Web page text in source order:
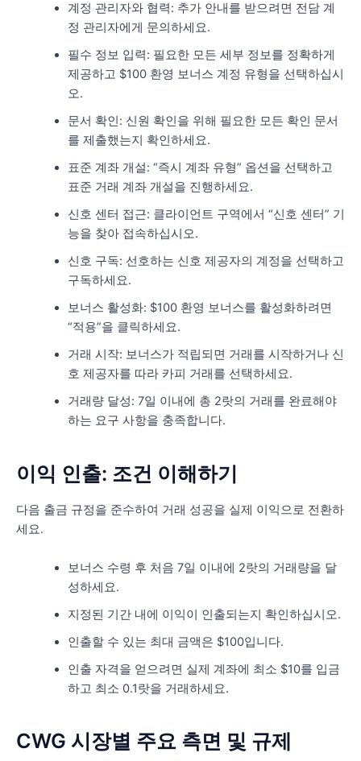
계정 관리자와 협력: 추가 안내를 받으려면 전담 계
정 관리자에게 문의하세요.
필수 정보 입력: 필요한 모든 세부 정보를 정확하게
제공하고 $100 환영 보너스 계정 유형을 선택하십시
오.
문서 확인: 신원 확인을 위해 필요한 모든 확인 문서
를 제출했는지 확인하세요.
표준 계좌 개설: “즉시 계좌 유형” 옵션을 선택하고
표준 거래 계좌 개설을 진행하세요.
신호 센터 접근: 클라이언트 구역에서 “신호 센터” 기
능을 찾아 접속하십시오.
신호 구독: 선호하는 신호 제공자의 계정을 선택하고
구독하세요.
보너스 활성화: $100 환영 보너스를 활성화하려면
“적용”을 클릭하세요.
거래 시작: 보너스가 적립되면 거래를 시작하거나 신
호 제공자를 따라 카피 거래를 선택하세요.
거래량 달성: 7일 이내에 총 2랏의 거래를 완료해야
하는 요구 사항을 충족합니다.
이익 인출: 조건 이해하기
다음 출금 규정을 준수하여 거래 성공을 실제 이익으로 전환하
세요.
보너스 수령 후 처음 7일 이내에 2랏의 거래량을 달
성하세요.
지정된 기간 내에 이익이 인출되는지 확인하십시오.
인출할 수 있는 최대 금액은 $100입니다.
인출 자격을 얻으려면 실제 계좌에 최소 $10를 입금
하고 최소 0.1랏을 거래하세요.
CWG 시장별 주요 측면 및 규제